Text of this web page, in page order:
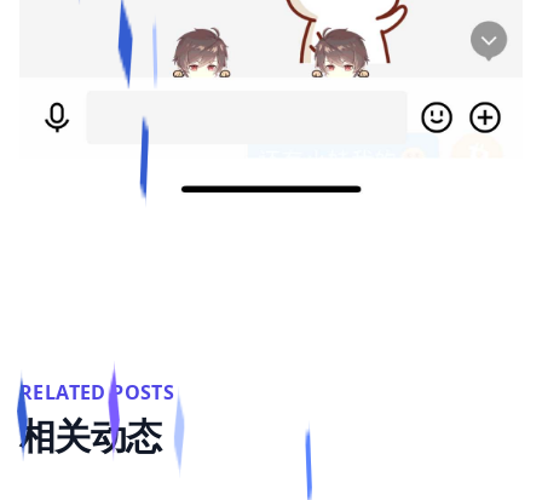
RELATED POSTS
相关动态